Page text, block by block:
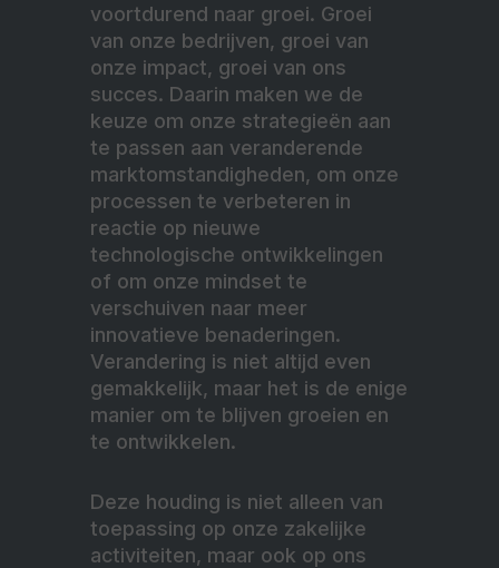
voortdurend naar groei. Groei
van onze bedrijven, groei van
onze impact, groei van ons
succes. Daarin maken we de
keuze om onze strategieën aan
te passen aan veranderende
marktomstandigheden, om onze
processen te verbeteren in
reactie op nieuwe
technologische ontwikkelingen
of om onze mindset te
verschuiven naar meer
innovatieve benaderingen.
Verandering is niet altijd even
gemakkelijk, maar het is de enige
manier om te blijven groeien en
te ontwikkelen.
Deze houding is niet alleen van
toepassing op onze zakelijke
activiteiten, maar ook op ons